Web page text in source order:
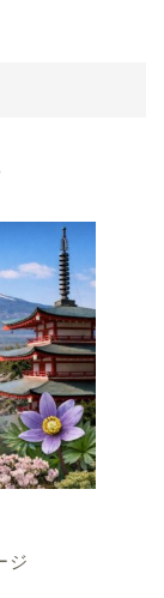
ジ